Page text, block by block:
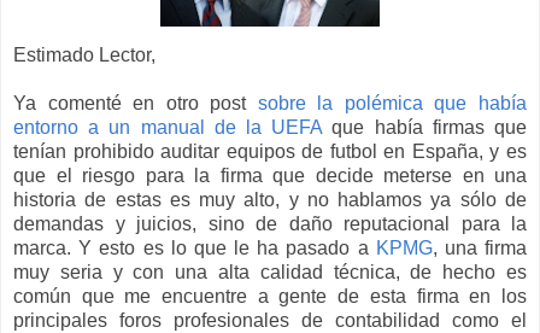
Estimado Lector,
Ya comenté en otro post sobre la polémica que había
entorno a un manual de la UEFA que había firmas que
tenían prohibido auditar equipos de futbol en España, y es
que el riesgo para la firma que decide meterse en una
historia de estas es muy alto, y no hablamos ya sólo de
demandas y juicios, sino de daño reputacional para la
marca. Y esto es lo que le ha pasado a KPMG, una firma
muy seria y con una alta calidad técnica, de hecho es
común que me encuentre a gente de esta firma en los
principales foros profesionales de contabilidad como el